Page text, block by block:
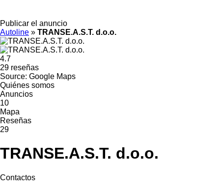
Publicar el anuncio
Autoline » TRANSE.A.S.T. d.o.o.
4.7
29 reseñas
Source: Google Maps
Quiénes somos
Anuncios
10
Mapa
Reseñas
29
TRANSE.A.S.T. d.o.o.
Contactos